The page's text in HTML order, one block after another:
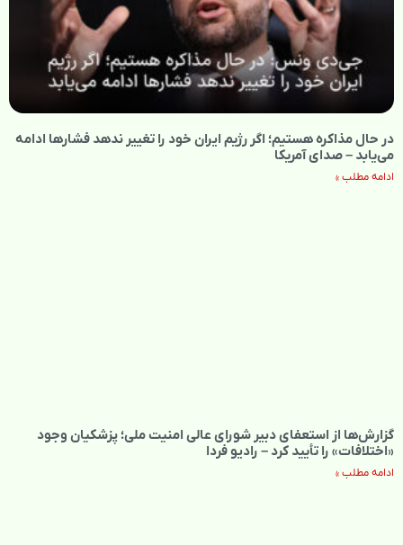
در حال مذاکره هستیم؛ اگر رژیم ایران خود را تغییر ندهد فشارها ادامه
می‌یابد – صدای آمریکا
ادامه مطلب »
گزارش‌ها از استعفای دبیر شورای عالی امنیت ملی؛ پزشکیان وجود
«اختلافات» را تأیید کرد – رادیو فردا
ادامه مطلب »